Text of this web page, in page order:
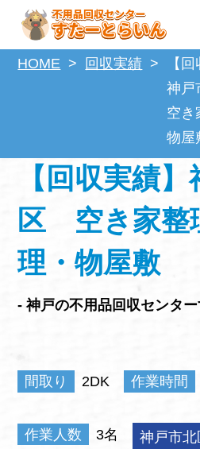
HOME 回収実績
【
神
空き
物屋
【回収実績
区 空き家整
理・物屋敷
- 神戸の不用品回収センタ
間取り 2DK 作業時間
作業人数 3名 神戸市北